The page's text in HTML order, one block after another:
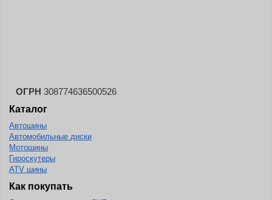
ОГРН 308774636500526
Каталог
Автошины
Автомобильные диски
Мотошины
Гироскутеры
ATV шины
Как покупать